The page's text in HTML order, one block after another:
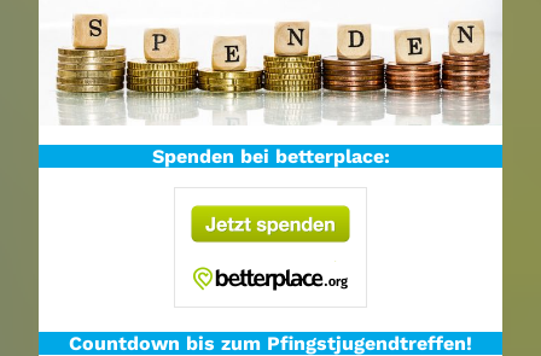
Spenden bei betterplace:
Countdown bis zum Pfingstjugendtreffen!